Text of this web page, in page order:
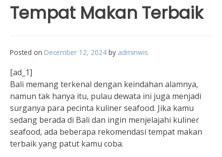
Tempat Makan Terbaik
Posted on December 12, 2024 by adminwis
[ad_1]
Bali memang terkenal dengan keindahan alamnya,
namun tak hanya itu, pulau dewata ini juga menjadi
surganya para pecinta kuliner seafood. Jika kamu
sedang berada di Bali dan ingin menjelajahi kuliner
seafood, ada beberapa rekomendasi tempat makan
terbaik yang patut kamu coba.